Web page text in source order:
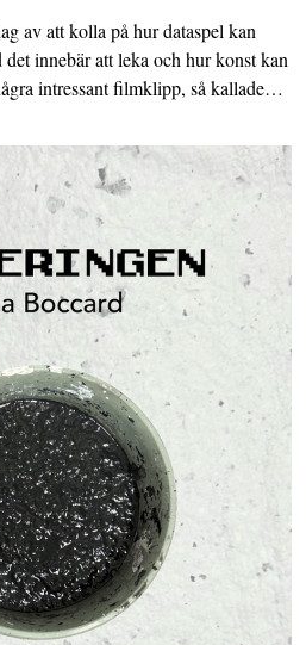
av att kolla på hur dataspel kan
innebär att leka och hur konst kan
intressant filmklipp, så kallade…